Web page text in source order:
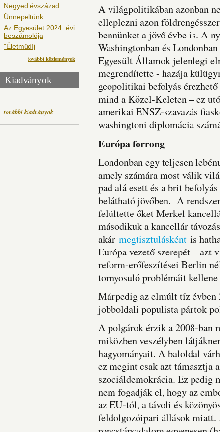
Negyed évszázad
Ünnepeltünk
Az Egyesület 2024. évi
beszámolója
"Életműdíj
további közlemények
Kiadványok
további kiadványok
A világpolitikában azonban
elleplezni azon
bennünket a jövő évbe is. A
Washingtonban és
Egyesült Államok jelenlegi
megrendítette - hazája
geopolitikai befolyás
mind a Közel-Keleten – ez
amerikai ENSZ-szavazás
washingtoni diplomácia
Európa forrong
Londonban egy teljesen
amely számára most válik
pad alá esett és a brit
belátható jövőben. A
felültette őket Merkel
másodikuk a kancellár
akár megtisztulásként is
Európa vezető szerepét –
reform-erőfeszítései Berlin
tornyosuló problémáit
Márpedig az elmúlt tíz
jobboldali populista pártok
A polgárok érzik a 2008-ban
miközben veszélyben
hagyományait. A baloldal
ez megint csak azt támasztja
szociáldemokrácia. Ez pedig
nem fogadják el, hogy az
az EU-tól, a távoli és
feldolgozóipari állások miatt.